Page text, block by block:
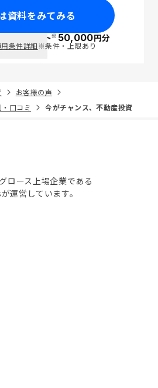
資料をみてみる
ポイント※50,000円分
条件詳細※条件・上限あり
お客様の声
口コミ
今がチャンス、不動産投資
ロース上場企業である
営しています。